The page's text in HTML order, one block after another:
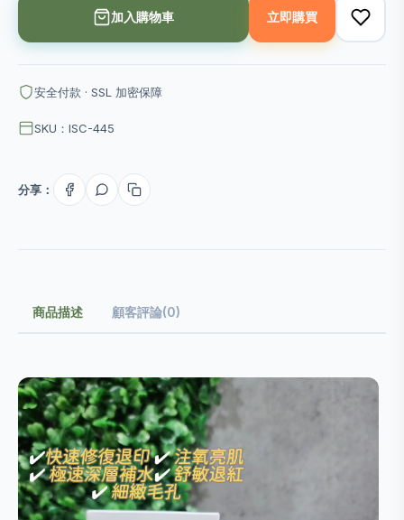
加入購物車 立即購買
安全付款 · SSL 加密保障
SKU：ISC-445
分享：
商品描述 顧客評論(0)